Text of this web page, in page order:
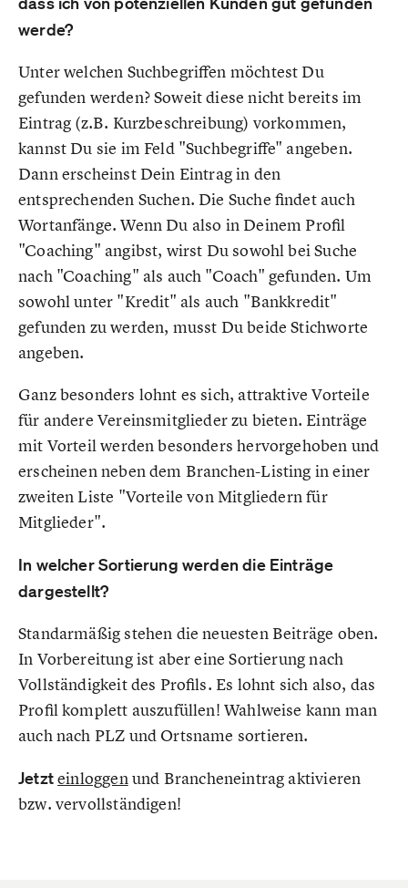
werde?
Unter welchen Suchbegriffen möchtest Du
gefunden werden? Soweit diese nicht bereits im
Eintrag (z.B. Kurzbeschreibung) vorkommen,
kannst Du sie im Feld "Suchbegriffe" angeben.
Dann erscheinst Dein Eintrag in den
entsprechenden Suchen. Die Suche findet auch
Wortanfänge. Wenn Du also in Deinem Profil
"Coaching" angibst, wirst Du sowohl bei Suche
nach "Coaching" als auch "Coach" gefunden. Um
sowohl unter "Kredit" als auch "Bankkredit"
gefunden zu werden, musst Du beide Stichworte
angeben.
Ganz besonders lohnt es sich, attraktive Vorteile
für andere Vereinsmitglieder zu bieten. Einträge
mit Vorteil werden besonders hervorgehoben und
erscheinen neben dem Branchen-Listing in einer
zweiten Liste "Vorteile von Mitgliedern für
Mitglieder".
In welcher Sortierung werden die Einträge
dargestellt?
Standarmäßig stehen die neuesten Beiträge oben.
In Vorbereitung ist aber eine Sortierung nach
Vollständigkeit des Profils. Es lohnt sich also, das
Profil komplett auszufüllen! Wahlweise kann man
auch nach PLZ und Ortsname sortieren.
Jetzteinloggenund Brancheneintrag aktivieren
bzw. vervollständigen!